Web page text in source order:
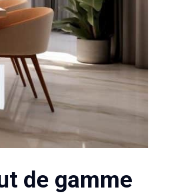
de gamme